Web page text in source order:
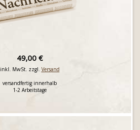
49,00 €
inkl. MwSt. zzgl. Versand
versandfertig innerhalb
1-2 Arbeitstage